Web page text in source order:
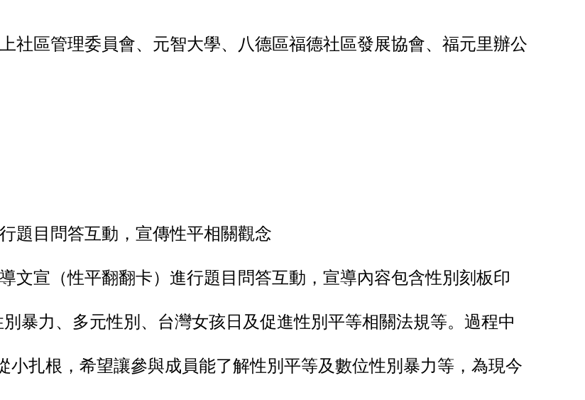
社區管理委員會、元智大學、八德區福德社區發展協會、福元里辦公
題目問答互動，宣傳性平相關觀念
文宣（性平翻翻卡）進行題目問答互動，宣導內容包含性別刻板印
暴力、多元性別、台灣女孩日及促進性別平等相關法規等。 過程中
小扎根，希望讓參與成員能了解性別平等及數位性別暴力等，為現今